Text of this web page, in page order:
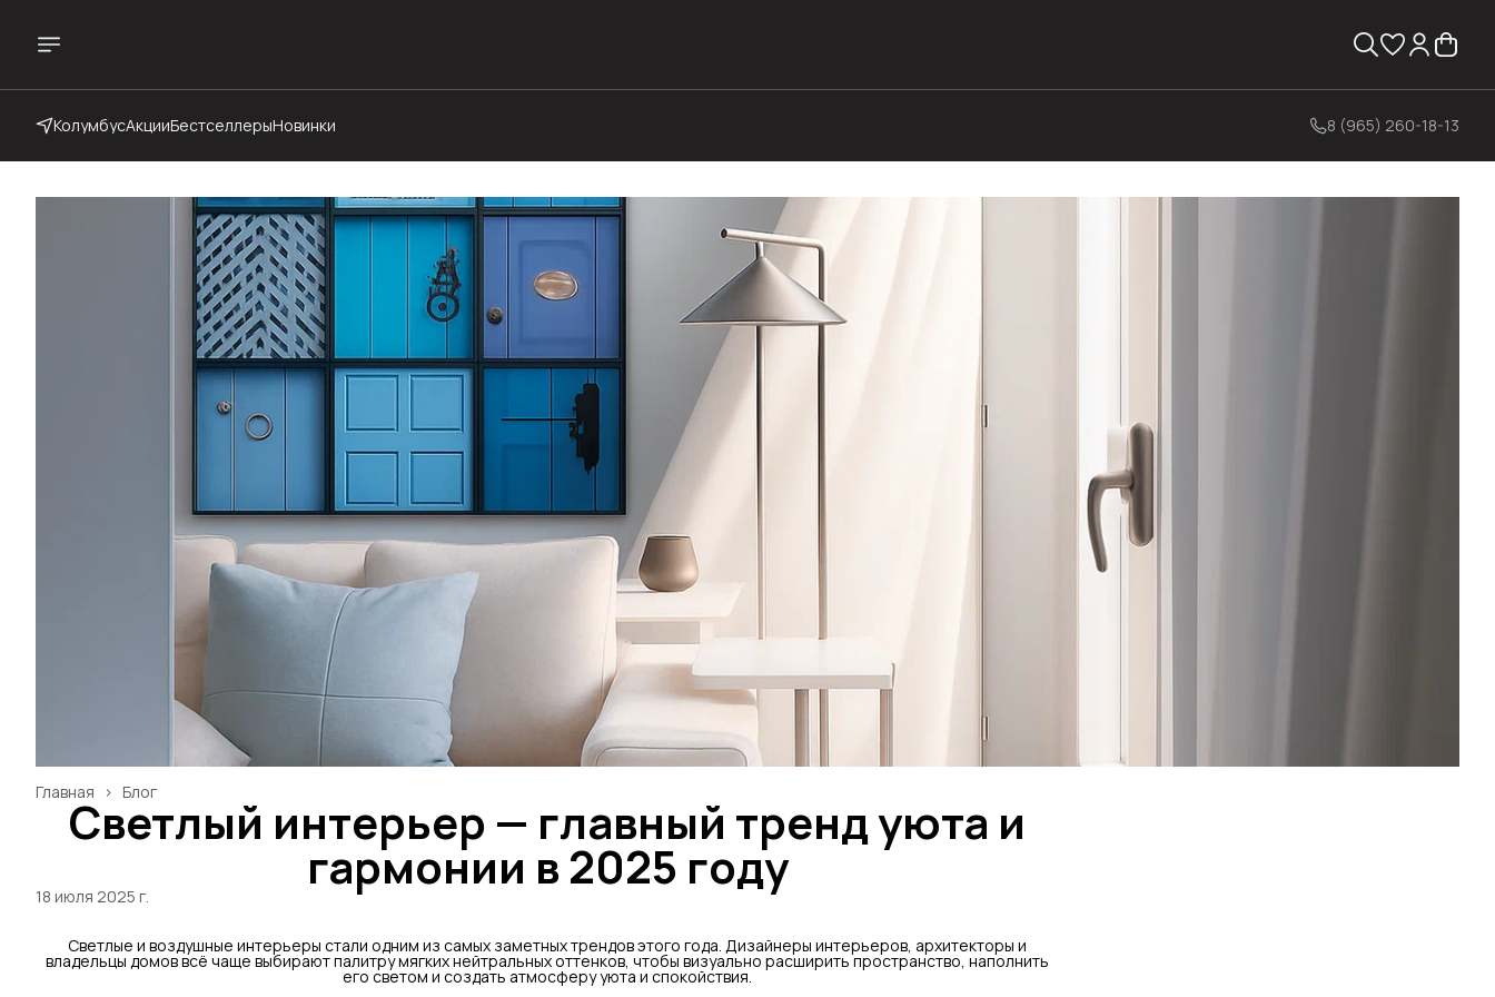
КолумбусАкцииБестселлерыНовинки 8 (965) 260-18-13
Блог
Главная ›
Светлый интерьер — главный тренд уюта и
гармонии в 2025 году
18 июля 2025 г.
Светлые и воздушные интерьеры стали одним из самых заметных трендов этого года. Дизайнеры интерьеров, архитекторы и
владельцы домов всё чаще выбирают палитру мягких нейтральных оттенков, чтобы визуально расширить пространство, наполнить
его светом и создать атмосферу уюта и спокойствия.